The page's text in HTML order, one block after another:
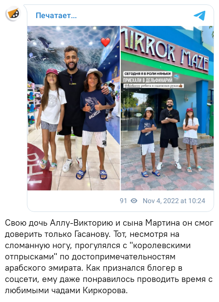
Свою дочь Аллу-Викторию и сына Мартина он смог
доверить только Гасанову. Тот, несмотря на
сломанную ногу, прогулялся с "королевскими
отпрысками" по достопримечательностям
арабского эмирата. Как признался блогер в
соцсети, ему даже понравилось проводить время с
любимыми чадами Киркорова.